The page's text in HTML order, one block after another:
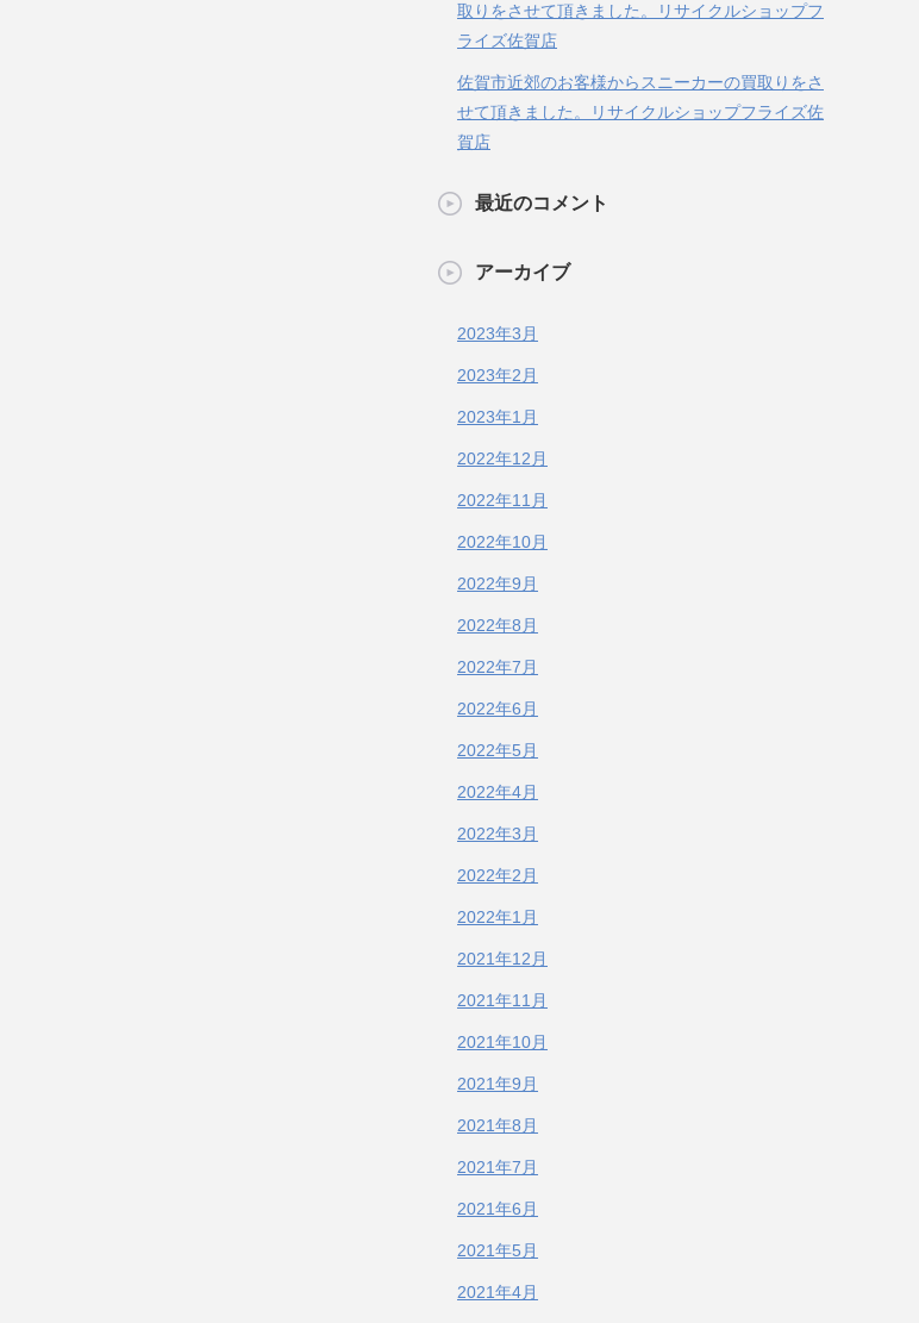
取りをさせて頂きました。リサイクルショップフ
ライズ佐賀店
佐賀市近郊のお客様からスニーカーの買取りをさ
せて頂きました。リサイクルショップフライズ佐
賀店
最近のコメント
アーカイブ
2023年3月
2023年2月
2023年1月
2022年12月
2022年11月
2022年10月
2022年9月
2022年8月
2022年7月
2022年6月
2022年5月
2022年4月
2022年3月
2022年2月
2022年1月
2021年12月
2021年11月
2021年10月
2021年9月
2021年8月
2021年7月
2021年6月
2021年5月
2021年4月